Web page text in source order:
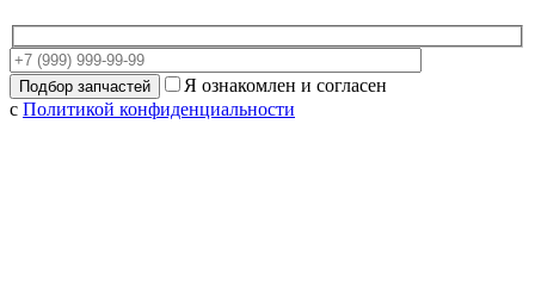
Я ознакомлен и согласен
с Политикой конфиденциальности